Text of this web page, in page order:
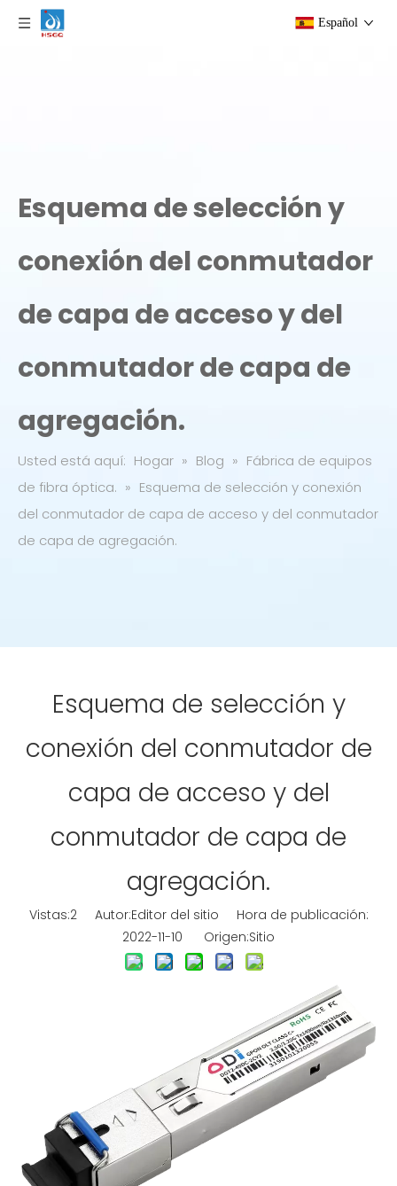
Español
Esquema de selección y
conexión del conmutador
de capa de acceso y del
conmutador de capa de
agregación.
Usted está aquí: Hogar » Blog » Fábrica de equipos
de fibra óptica. » Esquema de selección y conexión
del conmutador de capa de acceso y del conmutador
de capa de agregación.
Esquema de selección y
conexión del conmutador de
capa de acceso y del
conmutador de capa de
agregación.
Vistas:2Autor:Editor del sitio Hora de publicación:
2022-11-10 Origen:Sitio